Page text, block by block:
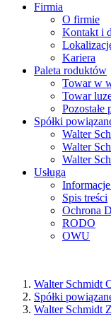
Firmia
O firmie
Kontakt i
Kariera
Paleta roduktów
Towar w
Towar
Pozostałe
Spółki
Walter
Walter
Walter
Usługa
Spis treści
Ochrona
RODO
OWU
Walter Schmidt
Spółki
Walter Schmidt